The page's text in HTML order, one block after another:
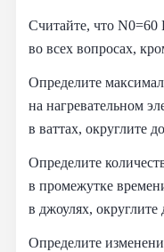
Считайте, что N0=60
во всех вопросах,
Определите
на нагревательном
в ваттах, округлите
Определите
в промежутке
в джоулях, округлите
Определите